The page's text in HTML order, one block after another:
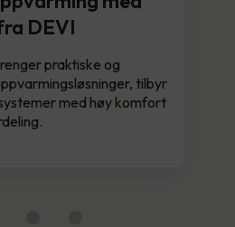
DEVI
praktiske og
tilbyr
med høy komfort